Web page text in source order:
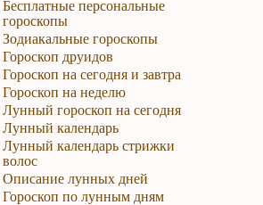
Бесплатные персональные
гороскопы
Зодиакальные гороскопы
Гороскоп друидов
Гороскоп на сегодня и завтра
Гороскоп на неделю
Лунный гороскоп на сегодня
Лунный календарь
Лунный календарь стрижки
волос
Описание лунных дней
Гороскоп по лунным дням